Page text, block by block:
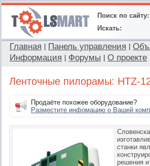
Поиск по сайту:
Искать:
Главная Панель управления
Информация
Форумы О проекте
Ленточные пилорамы: HTZ-
Продаёте похожее оборудование?
Разместите инфомацию о Вашей
станки
решения